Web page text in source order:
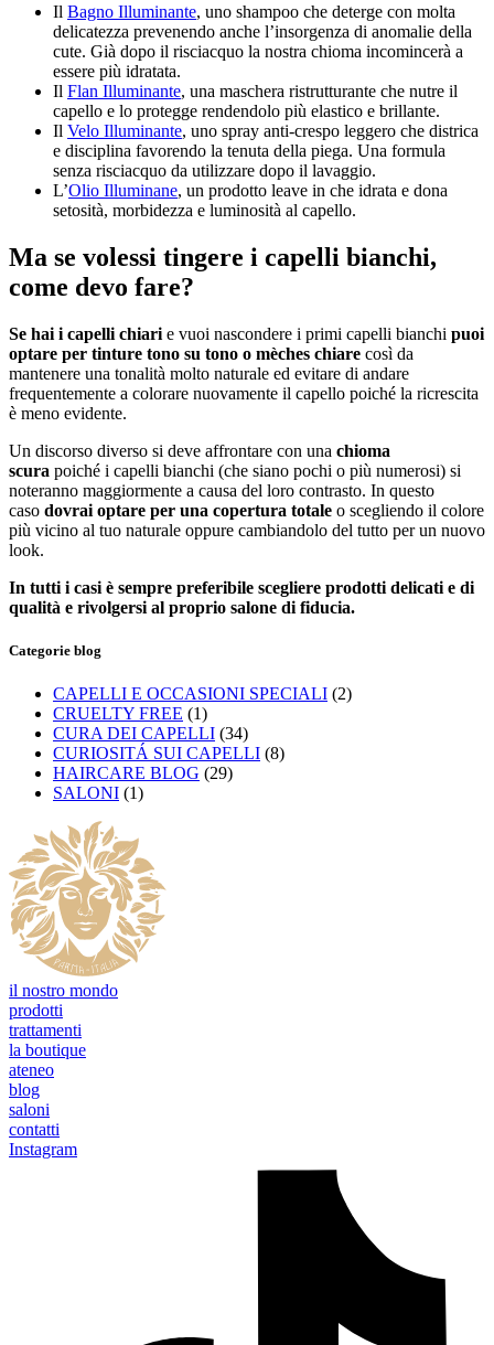
Il Bagno Illuminante, uno shampoo che deterge con molta
delicatezza prevenendo anche l’insorgenza di anomalie della
cute. Già dopo il risciacquo la nostra chioma incomincerà a
essere più idratata.
Il Flan Illuminante, una maschera ristrutturante che nutre il
capello e lo protegge rendendolo più elastico e brillante.
Il Velo Illuminante, uno spray anti-crespo leggero che districa
e disciplina favorendo la tenuta della piega. Una formula
senza risciacquo da utilizzare dopo il lavaggio.
L’Olio Illuminane, un prodotto leave in che idrata e dona
setosità, morbidezza e luminosità al capello.
Ma se volessi tingere i capelli bianchi,
come devo fare?
Se hai i capelli chiari e vuoi nascondere i primi capelli bianchi puoi
optare per tinture tono su tono o mèches chiare così da
mantenere una tonalità molto naturale ed evitare di andare
frequentemente a colorare nuovamente il capello poiché la ricrescita
è meno evidente.
Un discorso diverso si deve affrontare con una chioma
scura poiché i capelli bianchi (che siano pochi o più numerosi) si
noteranno maggiormente a causa del loro contrasto. In questo
caso dovrai optare per una copertura totale o scegliendo il colore
più vicino al tuo naturale oppure cambiandolo del tutto per un nuovo
look.
In tutti i casi è sempre preferibile scegliere prodotti delicati e di
qualità e rivolgersi al proprio salone di fiducia.
Categorie blog
CAPELLI E OCCASIONI SPECIALI (2)
CRUELTY FREE (1)
CURA DEI CAPELLI (34)
CURIOSITÁ SUI CAPELLI (8)
HAIRCARE BLOG (29)
SALONI (1)
il nostro mondo
prodotti
trattamenti
la boutique
ateneo
blog
saloni
contatti
Instagram